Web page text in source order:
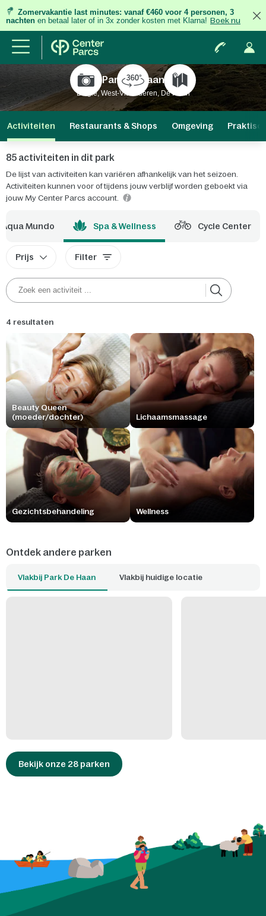
Zomervakantie last minutes: vanaf €460 voor 4 personen, 3
nachten en betaal later of in 3x zonder kosten met Klarna! Boek nu
Park De Haan
België, West-Vlaanderen, De Haan
Activiteiten Restaurants & Shops Omgeving
85 activiteiten in dit park
De lijst van activiteiten kan variëren afhankelijk van het seizoen.
Activiteiten kunnen voor of tijdens jouw verblijf worden geboekt via
jouw My Center Parcs account.
Aqua Mundo Spa & Wellness Cycle Center
Prijs Filter
4 resultaten
Beauty Queen
(moeder/dochter)
Lichaamsmassage
Gezichtsbehandeling Wellness
Ontdek andere parken
Vlakbij Park De Haan Vlakbij huidige locatie
Bekijk onze 28 parken